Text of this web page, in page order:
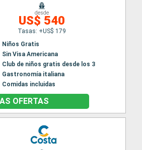
desde
US$ 540
Tasas: +US$ 179
Niños Gratis
Sin Visa Americana
Club de niños gratis desde los 3
Gastronomía italiana
Comidas incluidas
OFERTAS